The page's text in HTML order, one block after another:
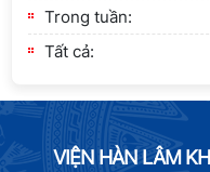
Trong tuần:
Tất cả:
VIỆN HÀN LÂM